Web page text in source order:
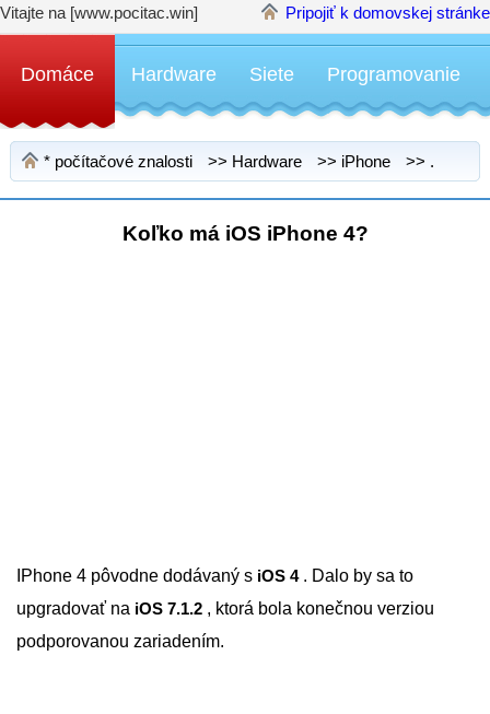
Vitajte na [www.pocitac.win] Pripojiť k domovskej stránke
Domáce Hardware Siete Programovanie
* počítačové znalosti >> Hardware >> iPhone >> .
Koľko má iOS iPhone 4?
IPhone 4 pôvodne dodávaný s iOS 4 . Dalo by sa to
upgradovať na iOS 7.1.2 , ktorá bola konečnou verziou
podporovanou zariadením.